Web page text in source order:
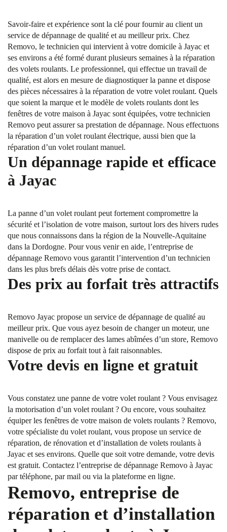
Savoir-faire et expérience sont la clé pour fournir au client un
service de dépannage de qualité et au meilleur prix. Chez
Removo, le technicien qui intervient à votre domicile à Jayac et
ses environs a été formé durant plusieurs semaines à la réparation
des volets roulants. Le professionnel, qui effectue un travail de
qualité, est alors en mesure de diagnostiquer la panne et dispose
des pièces nécessaires à la réparation de votre volet roulant. Quels
que soient la marque et le modèle de volets roulants dont les
fenêtres de votre maison à Jayac sont équipées, votre technicien
Removo peut assurer sa prestation de dépannage. Nous effectuons
la réparation d’un volet roulant électrique, aussi bien que la
réparation d’un volet roulant manuel.
Un dépannage rapide et efficace
à Jayac
La panne d’un volet roulant peut fortement compromettre la
sécurité et l’isolation de votre maison, surtout lors des hivers rudes
que nous connaissons dans la région de la Nouvelle-Aquitaine
dans la Dordogne. Pour vous venir en aide, l’entreprise de
dépannage Removo vous garantit l’intervention d’un technicien
dans les plus brefs délais dès votre prise de contact.
Des prix au forfait très attractifs
Removo Jayac propose un service de dépannage de qualité au
meilleur prix. Que vous ayez besoin de changer un moteur, une
manivelle ou de remplacer des lames abîmées d’un store, Removo
dispose de prix au forfait tout à fait raisonnables.
Votre devis en ligne et gratuit
Vous constatez une panne de votre volet roulant ? Vous envisagez
la motorisation d’un volet roulant ? Ou encore, vous souhaitez
équiper les fenêtres de votre maison de volets roulants ? Removo,
votre spécialiste du volet roulant, vous propose un service de
réparation, de rénovation et d’installation de volets roulants à
Jayac et ses environs. Quelle que soit votre demande, votre devis
est gratuit. Contactez l’entreprise de dépannage Removo à Jayac
par téléphone, par mail ou via la plateforme en ligne.
Removo, entreprise de
réparation et d’installation